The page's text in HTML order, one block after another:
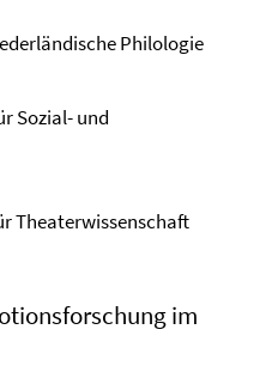
Philologie
Sozial- und
Theaterwissenschaft
im